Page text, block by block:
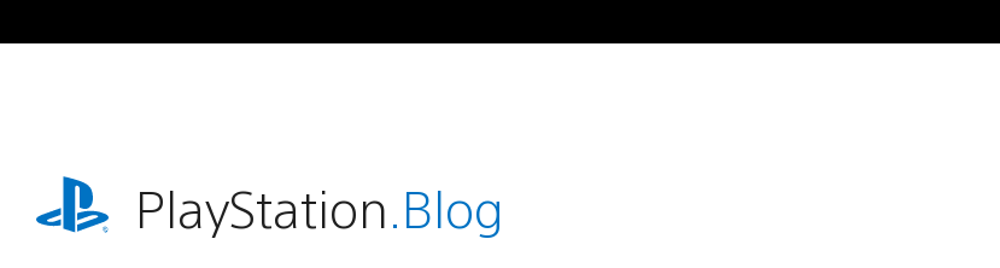
au
playstation.comPlayStation.Blog